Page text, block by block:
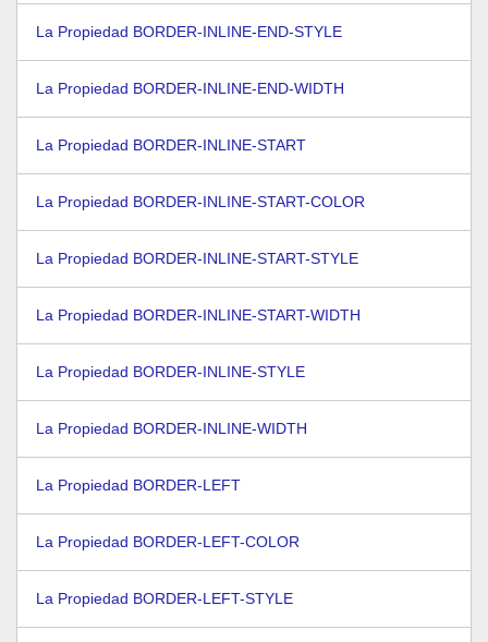
La Propiedad BORDER-INLINE-END-STYLE
La Propiedad BORDER-INLINE-END-WIDTH
La Propiedad BORDER-INLINE-START
La Propiedad BORDER-INLINE-START-COLOR
La Propiedad BORDER-INLINE-START-STYLE
La Propiedad BORDER-INLINE-START-WIDTH
La Propiedad BORDER-INLINE-STYLE
La Propiedad BORDER-INLINE-WIDTH
La Propiedad BORDER-LEFT
La Propiedad BORDER-LEFT-COLOR
La Propiedad BORDER-LEFT-STYLE